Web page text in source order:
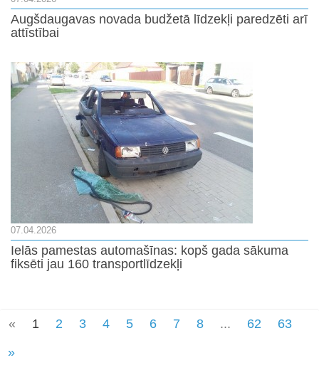
Augšdaugavas novada budžetā līdzekļi paredzēti arī
attīstībai
07.04.2026
Ielās pamestas automašīnas: kopš gada sākuma
fiksēti jau 160 transportlīdzekļi
« 1 2 3 4 5 6 7 8 ... 62
63
»